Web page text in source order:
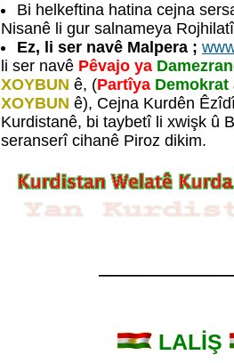
Bi helkeftina hatina cejna
Nisanê li gur salnameya
Ez, li ser navê Malpera ;
li ser navê Pêvajo ya
XOYBUN ê, (Partîya
XOYBUN ê), Cejna Kurdên
Kurdistanê, bi taybetî li xwişk û
seranserî cihanê Piroz dikim.
LALİŞ